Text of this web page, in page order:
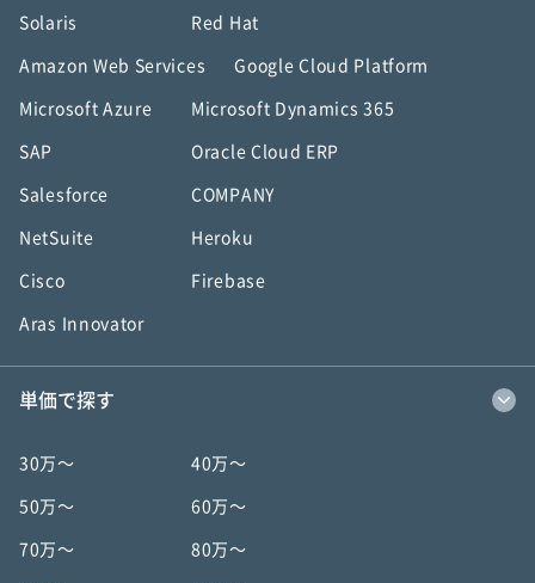
Solaris Red Hat
Amazon Web Services Google Cloud Platform
Microsoft Azure Microsoft Dynamics 365
SAP Oracle Cloud ERP
Salesforce COMPANY
NetSuite Heroku
Cisco Firebase
Aras Innovator
単価で探す
30万〜 40万〜
50万〜 60万〜
70万〜 80万〜